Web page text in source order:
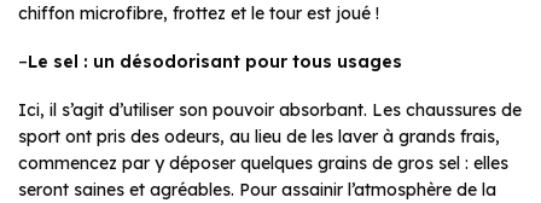
chiffon microfibre, frottez et le tour est joué !
–Le sel : un désodorisant pour tous usages
Ici, il s’agit d’utiliser son pouvoir absorbant. Les chaussures de
sport ont pris des odeurs, au lieu de les laver à grands frais,
commencez par y déposer quelques grains de gros sel : elles
seront saines et agréables. Pour assainir l’atmosphère de la